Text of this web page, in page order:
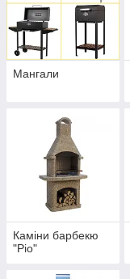
Мангали
Каміни барбекю
"Ріо"